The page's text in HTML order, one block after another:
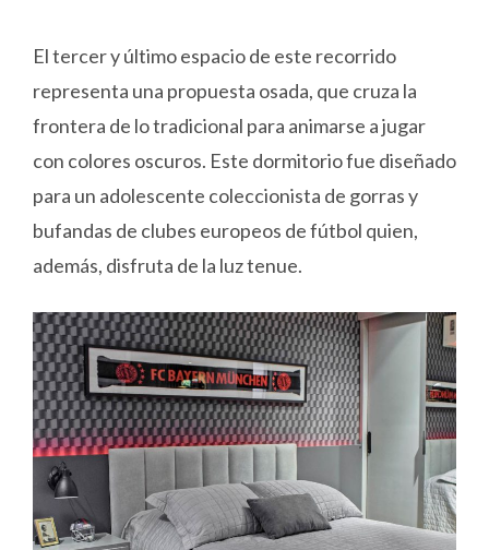
El tercer y último espacio de este recorrido
representa una propuesta osada, que cruza la
frontera de lo tradicional para animarse a jugar
con colores oscuros. Este dormitorio fue diseñado
para un adolescente coleccionista de gorras y
bufandas de clubes europeos de fútbol quien,
además, disfruta de la luz tenue.